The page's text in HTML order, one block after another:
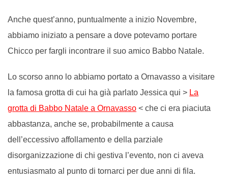
Anche quest’anno, puntualmente a inizio Novembre,
abbiamo iniziato a pensare a dove potevamo portare
Chicco per fargli incontrare il suo amico Babbo Natale.
Lo scorso anno lo abbiamo portato a Ornavasso a visitare
la famosa grotta di cui ha già parlato Jessica qui > La
grotta di Babbo Natale a Ornavasso < che ci era piaciuta
abbastanza, anche se, probabilmente a causa
dell’eccessivo affollamento e della parziale
disorganizzazione di chi gestiva l’evento, non ci aveva
entusiasmato al punto di tornarci per due anni di fila.